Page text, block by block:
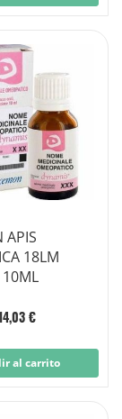
APIS
18LM
10ML
€
al carrito